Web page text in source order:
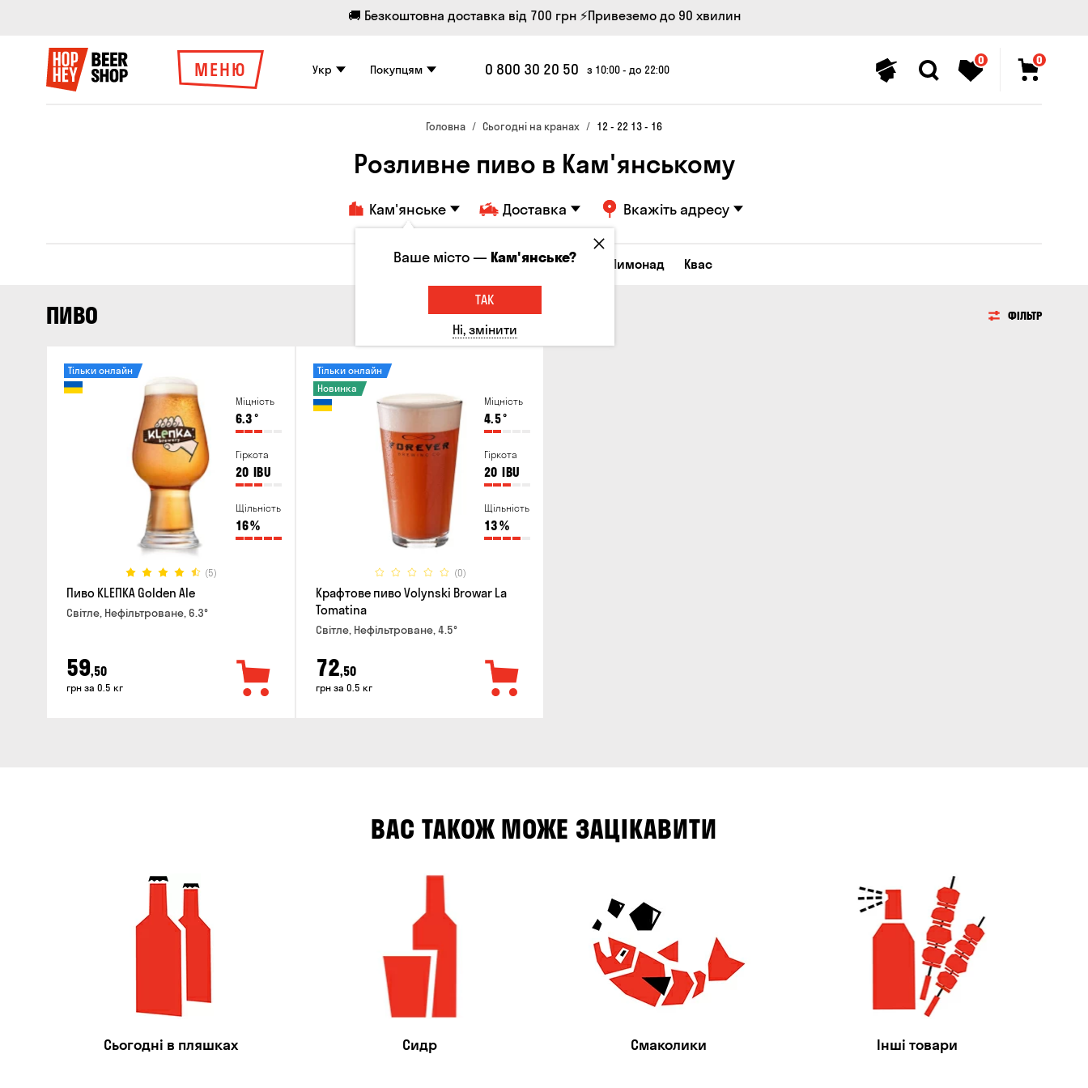
🚚 Безкоштовна доставка від 700 грн ⚡Привеземо до 90 хвилин
МЕНЮ Укр Покупцям 0 800 30 20 50 з 10:00 - до 22:00
0 0
Головна Сьогодні на кранах 12 - 22 13 - 16
Розливне пиво в Кам'янському
Кам'янське Доставка Вкажіть адресу
Всі товари Пиво Сидр Вино Лимонад Квас
ПИВО ФІЛЬТР
Міцність
6.3°
Гіркота
20 IBU
Щільність
16%
(5)
Тільки онлайн
Пиво KLEПКА Golden Ale
Світле, Нефільтроване, 6.3°
59,50
грн за 0.5 кг
Міцність
4.5°
Гіркота
20 IBU
Щільність
13%
(0)
Тільки онлайн
Новинка
Крафтове пиво Volynski Browar La
Tomatina
Світле, Нефільтроване, 4.5°
72,50
грн за 0.5 кг
ВАС ТАКОЖ МОЖЕ ЗАЦІКАВИТИ
Сьогодні в пляшках Сидр Смаколики Інші товари
Ваше місто —Кам'янське?
ТАК
Ні, змінити